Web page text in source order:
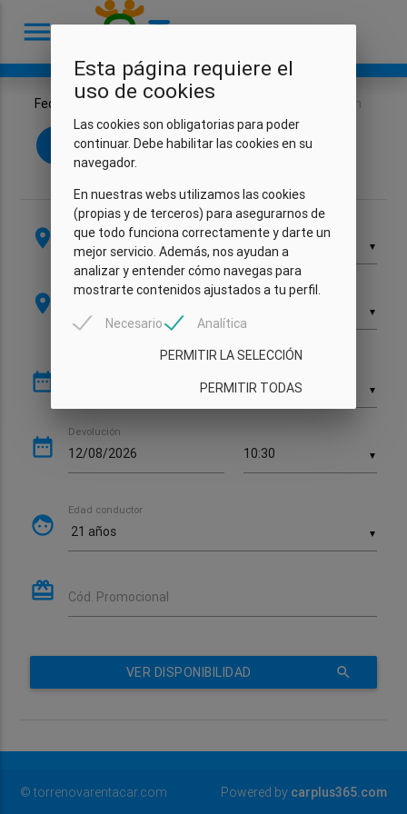
Esta página requiere el
uso de cookies
Las cookies son obligatorias para poder
continuar. Debe habilitar las cookies en su
navegador.
En nuestras webs utilizamos las cookies
(propias y de terceros) para asegurarnos de
que todo funciona correctamente y darte un
mejor servicio. Además, nos ayudan a
analizar y entender cómo navegas para
mostrarte contenidos ajustados a tu perfil.
Necesario
Analítica
PERMITIR LA SELECCIÓN
PERMITIR TODAS
menu
Fechas Vehículo
2
Extras
3 4
Resumen
location_on
Recogida
▼
location_on
Devolución
▼
date_range ▼
date_range
Devolución
▼
face
Edad conductor
▼
card_giftcard Cód. Promocional
search
VER DISPONIBILIDAD
© torrenovarentacar.com Powered by carplus365.com